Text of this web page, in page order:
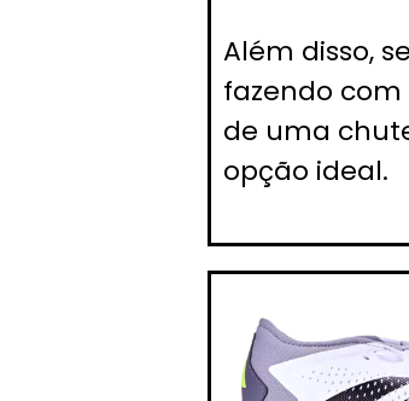
Além disso,
fazendo
de uma
opção ideal.